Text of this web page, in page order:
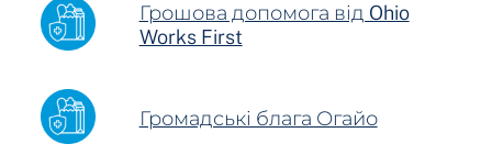
Грошова допомога від Ohio
Works First
Громадські блага Огайо